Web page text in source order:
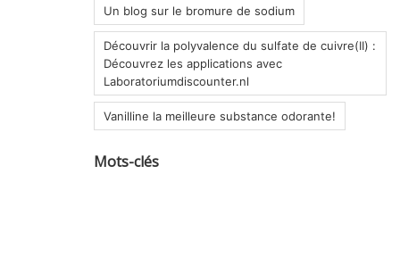
Un blog sur le bromure de sodium
Découvrir la polyvalence du sulfate de cuivre(II) :
Découvrez les applications avec
Laboratoriumdiscounter.nl
Vanilline la meilleure substance odorante!
Mots-clés